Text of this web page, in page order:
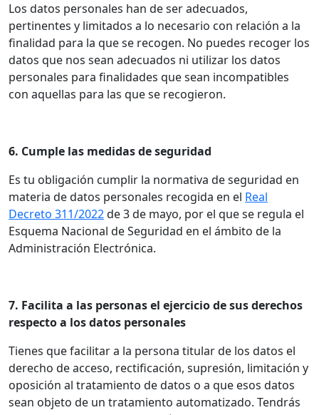
Los datos personales han de ser adecuados,
pertinentes y limitados a lo necesario con relación a la
finalidad para la que se recogen. No puedes recoger los
datos que nos sean adecuados ni utilizar los datos
personales para finalidades que sean incompatibles
con aquellas para las que se recogieron.
6. Cumple las medidas de seguridad
Es tu obligación cumplir la normativa de seguridad en
materia de datos personales recogida en el Real
Decreto 311/2022de 3 de mayo, por el que se regula el
Esquema Nacional de Seguridad en el ámbito de la
Administración Electrónica.
7. Facilita a las personas el ejercicio de sus derechos
respecto a los datos personales
Tienes que facilitar a la persona titular de los datos el
derecho de acceso, rectificación, supresión, limitación y
oposición al tratamiento de datos o a que esos datos
sean objeto de un tratamiento automatizado. Tendrás